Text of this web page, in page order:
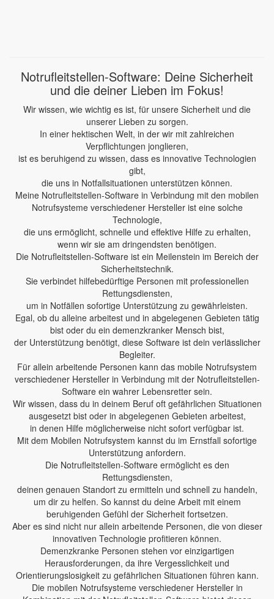
Notrufleitstellen-Software: Deine Sicherheit
und die deiner Lieben im Fokus!
Wir wissen, wie wichtig es ist, für unsere Sicherheit und die
unserer Lieben zu sorgen.
In einer hektischen Welt, in der wir mit zahlreichen
Verpflichtungen jonglieren,
ist es beruhigend zu wissen, dass es innovative Technologien
gibt,
die uns in Notfallsituationen unterstützen können.
Meine Notrufleitstellen-Software in Verbindung mit den mobilen
Notrufsysteme verschiedener Hersteller ist eine solche
Technologie,
die uns ermöglicht, schnelle und effektive Hilfe zu erhalten,
wenn wir sie am dringendsten benötigen.
Die Notrufleitstellen-Software ist ein Meilenstein im Bereich der
Sicherheitstechnik.
Sie verbindet hilfebedürftige Personen mit professionellen
Rettungsdiensten,
um in Notfällen sofortige Unterstützung zu gewährleisten.
Egal, ob du alleine arbeitest und in abgelegenen Gebieten tätig
bist oder du ein demenzkranker Mensch bist,
der Unterstützung benötigt, diese Software ist dein verlässlicher
Begleiter.
Für allein arbeitende Personen kann das mobile Notrufsystem
verschiedener Hersteller in Verbindung mit der Notrufleitstellen-
Software ein wahrer Lebensretter sein.
Wir wissen, dass du in deinem Beruf oft gefährlichen Situationen
ausgesetzt bist oder in abgelegenen Gebieten arbeitest,
in denen Hilfe möglicherweise nicht sofort verfügbar ist.
Mit dem Mobilen Notrufsystem kannst du im Ernstfall sofortige
Unterstützung anfordern.
Die Notrufleitstellen-Software ermöglicht es den
Rettungsdiensten,
deinen genauen Standort zu ermitteln und schnell zu handeln,
um dir zu helfen. So kannst du deine Arbeit mit einem
beruhigenden Gefühl der Sicherheit fortsetzen.
Aber es sind nicht nur allein arbeitende Personen, die von dieser
innovativen Technologie profitieren können.
Demenzkranke Personen stehen vor einzigartigen
Herausforderungen, da ihre Vergesslichkeit und
Orientierungslosigkeit zu gefährlichen Situationen führen kann.
Die mobilen Notrufsysteme verschiedener Hersteller in